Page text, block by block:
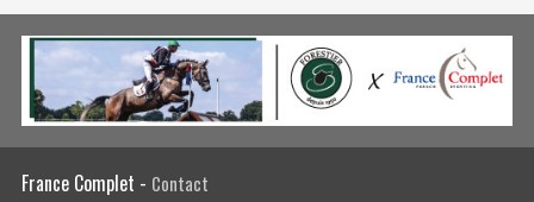
France Complet - Contact